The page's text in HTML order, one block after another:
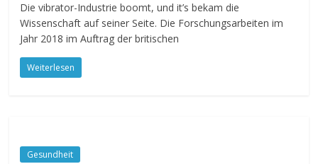
Die vibrator-Industrie boomt, und it’s bekam die
Wissenschaft auf seiner Seite. Die Forschungsarbeiten im
Jahr 2018 im Auftrag der britischen
Weiterlesen
Gesundheit